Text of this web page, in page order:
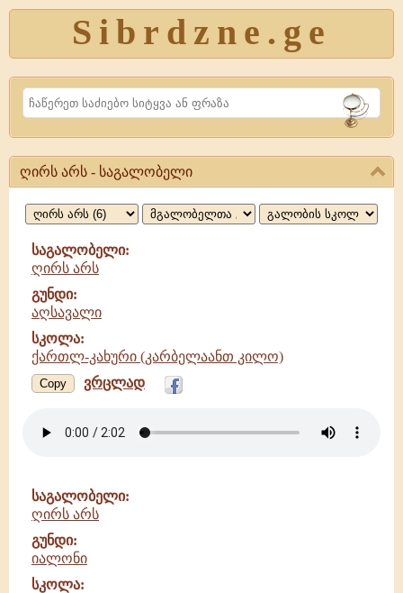
Sibrdzne.ge
Search
ღირს
არს,
საგალობელი
ღირს არს - საგალობელი
საგალობელი:
ღირს არს
გუნდი:
აღსავალი
სკოლა:
ქართლ-კახური (კარბელაანთ კილო)
Copy ვრცლად ღირს
აღსავალი
საგალობელი:
ღირს არს
გუნდი:
იალონი
სკოლა: